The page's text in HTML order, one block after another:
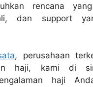
rencana
dan support
, perusahaan
haji, kami di
haji